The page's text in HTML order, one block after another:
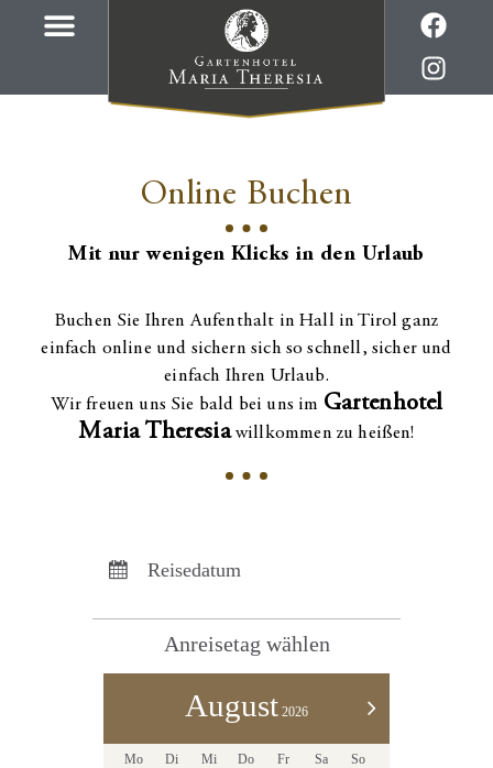
Online Buchen
Mit nur wenigen Klicks in den Urlaub
Buchen Sie Ihren Aufenthalt in Hall in Tirol ganz
einfach online und sichern sich so schnell, sicher und
einfach Ihren Urlaub.
Wir freuen uns Sie bald bei uns im Gartenhotel
Maria Theresiawillkommen zu heißen!
Abreise:keine Auswahl
Reisedatum
Anreisetag wählen
>
August 2026
Mo Di Mi Do Fr Sa So